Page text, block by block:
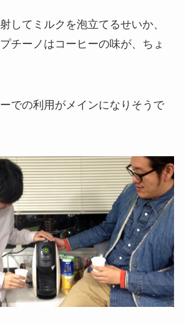
してミルクを泡立てるせいか、
チーノはコーヒーの味が、ちょ
での利用がメインになりそうで